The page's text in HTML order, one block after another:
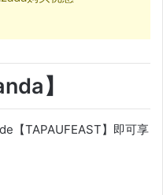
】
【TAPAUFEAST】即可享